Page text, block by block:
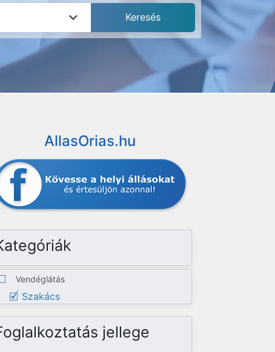
AllasOrias.hu
Vendéglátás
Szakács
jellege